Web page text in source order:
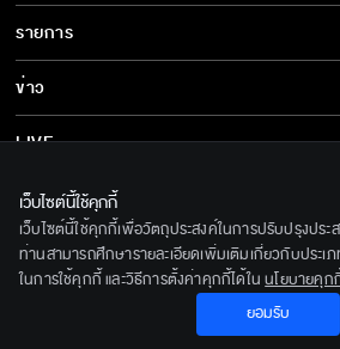
ละคร/ซีรีส์
ซีรีส์นานาชาติ
การ์ตูน & เกม
รายการ
รายการทั้งหมด
ข่าว
ข่าวทั้งหมด
ข่าวประชาสัมพันธ์
LIVE
เกี่ยวกับเรา
BEC World
รู้จักเรา
ติดตามเราได้ที่
© 2020 Bangkok Entertainment Co.,Ltd.
Powered by BECi
เว็บไซต์นี้ใช้คุกกี้
เว็บไซต์นี้ใช้คุกกี้เพื่อวัตถุประสงค์ในการปรับปรุงปร
ท่านสามารถศึกษารายละเอียดเพิ่มเติมเกี่ยวกับประเ
ในการใช้คุกกี้ และวิธีการตั้งค่าคุกกี้ได้ใน นโยบายคุก
ยอมรับ